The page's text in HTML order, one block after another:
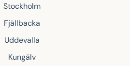
Stockholm
Fjällbacka
Uddevalla
Kungälv